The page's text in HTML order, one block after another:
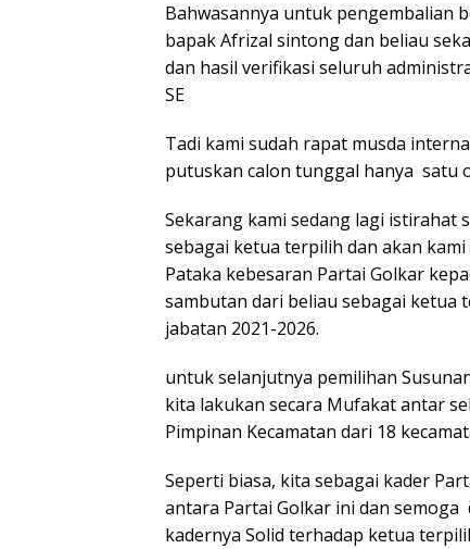
Bahwasannya untuk pengembalian
bapak Afrizal sintong dan beliau
dan hasil verifikasi seluruh
SE
Tadi kami sudah rapat musda
putuskan calon tunggal hanya satu
Sekarang kami sedang lagi istirahat
sebagai ketua terpilih dan akan
Pataka kebesaran Partai Golkar
sambutan dari beliau sebagai ketua
jabatan 2021-2026.
untuk selanjutnya pemilihan
kita lakukan secara Mufakat antar
Pimpinan Kecamatan dari 18
Seperti biasa, kita sebagai kader
antara Partai Golkar ini dan
kadernya Solid terhadap ketua